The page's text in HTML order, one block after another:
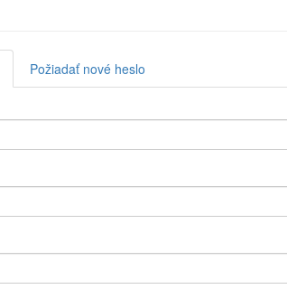
(aktívna
karta)
Požiadať nové heslo